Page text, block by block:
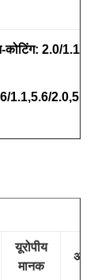
कोटिंग: 2.0/1.1,
1.1,5.6/2.0,5.6/
यूरोपीय
मानक